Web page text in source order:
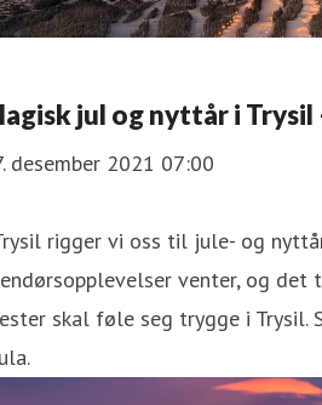
jul og nyttår i
desember 2021 07:00
rigger vi oss til jule- og
venter, og
skal føle seg trygge i Trysil.